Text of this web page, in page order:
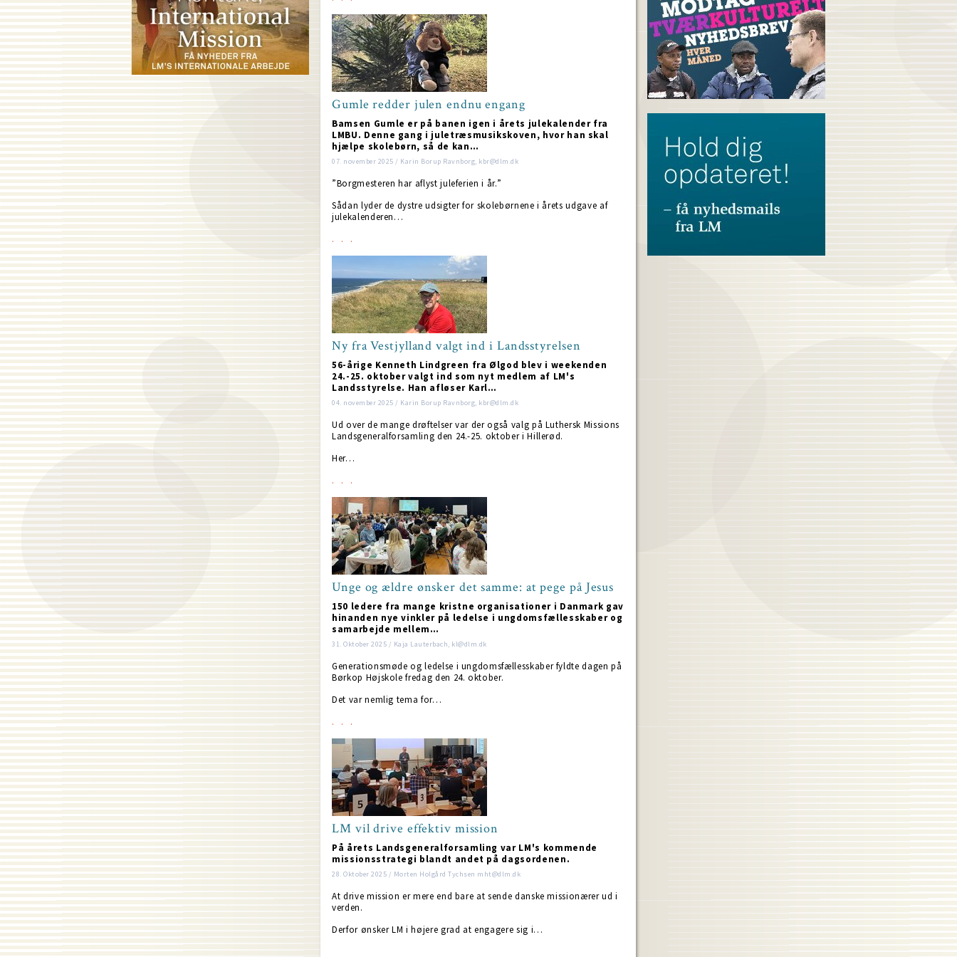
Gumle redder julen endnu engang
Bamsen Gumle er på banen igen i årets julekalender fra
LMBU. Denne gang i juletræsmusikskoven, hvor han skal
hjælpe skolebørn, så de kan…
07. november 2025 / Karin Borup Ravnborg, kbr@dlm.dk
”Borgmesteren har aflyst juleferien i år.”
Sådan lyder de dystre udsigter for skolebørnene i årets udgave af
julekalenderen…
Ny fra Vestjylland valgt ind i Landsstyrelsen
56-årige Kenneth Lindgreen fra Ølgod blev i weekenden
24.-25. oktober valgt ind som nyt medlem af LM's
Landsstyrelse. Han afløser Karl…
04. november 2025 / Karin Borup Ravnborg, kbr@dlm.dk
Ud over de mange drøftelser var der også valg på Luthersk Missions
Landsgeneralforsamling den 24.-25. oktober i Hillerød.
Her…
Unge og ældre ønsker det samme: at pege på Jesus
150 ledere fra mange kristne organisationer i Danmark gav
hinanden nye vinkler på ledelse i ungdomsfællesskaber og
samarbejde mellem…
31. Oktober 2025 / Kaja Lauterbach, kl@dlm.dk
Generationsmøde og ledelse i ungdomsfællesskaber fyldte dagen på
Børkop Højskole fredag den 24. oktober.
Det var nemlig tema for…
LM vil drive effektiv mission
På årets Landsgeneralforsamling var LM's kommende
missionsstrategi blandt andet på dagsordenen.
28. Oktober 2025 / Morten Holgård Tychsen mht@dlm.dk
At drive mission er mere end bare at sende danske missionærer ud i
verden.
Derfor ønsker LM i højere grad at engagere sig i…